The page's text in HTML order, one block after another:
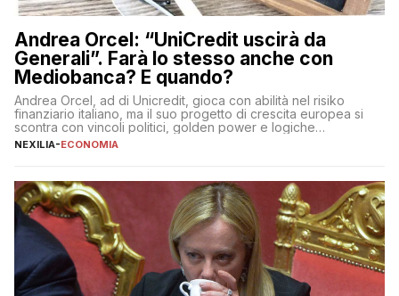
Andrea Orcel: “UniCredit uscirà da
Generali”. Farà lo stesso anche con
Mediobanca? E quando?
Andrea Orcel, ad di Unicredit, gioca con abilità nel risiko
finanziario italiano, ma il suo progetto di crescita europea si
scontra con vincoli politici, golden power e logiche
protezionistiche. Orcel e la mossa su Generali Andrea Orcel,
NEXILIA-ECONOMIA